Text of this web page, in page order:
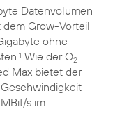
Datenvolumen
Grow-Vorteil
ohne
1 Wie der O2
Max bietet der
s im